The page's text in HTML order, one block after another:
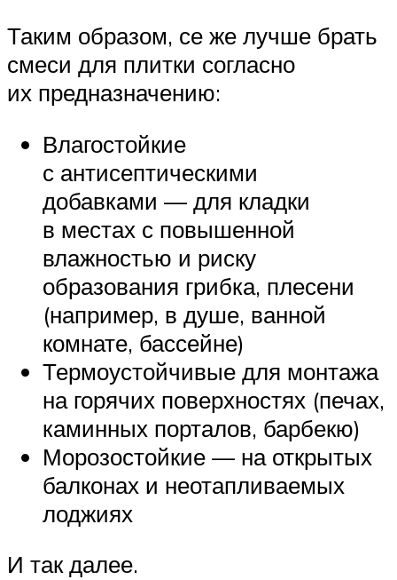
Таким образом, се же лучше брать
смеси для плитки согласно
их предназначению:
Влагостойкие
с антисептическими
добавками — для кладки
в местах с повышенной
влажностью и риску
образования грибка, плесени
(например, в душе, ванной
комнате, бассейне)
Термоустойчивые для монтажа
на горячих поверхностях (печах,
каминных порталов, барбекю)
Морозостойкие — на открытых
балконах и неотапливаемых
лоджиях
И так далее.